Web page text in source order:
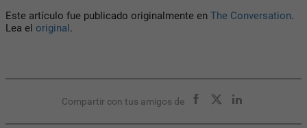
Este artículo fue publicado originalmente en The Conversation.
Lea el original.
Compartir con tus amigos de